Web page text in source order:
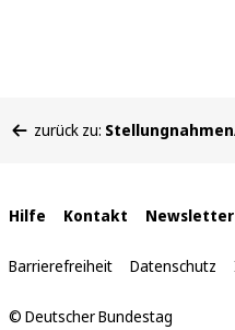
befinden
zurück zu:
Interne
Links
Hilfe Kontakt Newsletter
Barrierefreiheit Datenschutz
© Deutscher Bundestag